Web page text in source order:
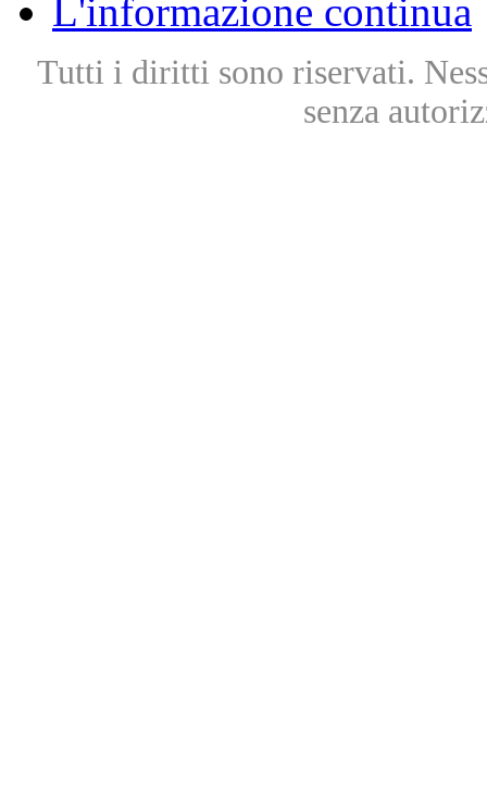
L'informazione continua
Tutti i diritti sono riservati.
senza